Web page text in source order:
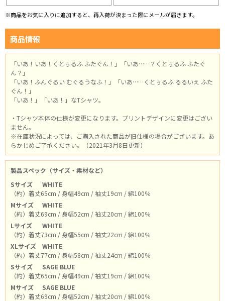
※商品をお気に入りに追加すると、再入荷が決まった際にメールが届きます。
商品情報
「いあ！いあ！くとぅるふ ふたぐん！」「いあ……？くとぅるふ ふたぐ
ん？」
「いあ！ふんぐるい むぐるうなふ！」「いあ……くとぅるふ るるいえ ふた
ぐん！」
「いあ！」「いあ！」なTシャツ。
・Tシャツ本体の仕様が変更になります。プリントデザインに変更はござい
ません。
※在庫状況によっては、ご購入された商品が旧仕様の場合がございます。あ
らかじめご了承ください。（2021年3月8日更新）
製品スペック（サイズ・素材など）
Sサイズ
WHITE
（約）着丈65cm / 身幅49cm / 袖丈19cm / 綿100％
Mサイズ
WHITE
（約）着丈69cm / 身幅52cm / 袖丈20cm / 綿100％
Lサイズ
WHITE
（約）着丈73cm / 身幅55cm / 袖丈22cm / 綿100％
XLサイズ
WHITE
（約）着丈77cm / 身幅58cm / 袖丈24cm / 綿100％
Sサイズ
SAGE BLUE
（約）着丈65cm / 身幅49cm / 袖丈19cm / 綿100％
Mサイズ
SAGE BLUE
（約）着丈69cm / 身幅52cm / 袖丈20cm / 綿100％